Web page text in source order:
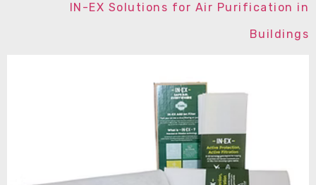
IN-EX Solutions for Air Purification in
Buildings